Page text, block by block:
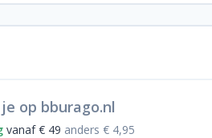
op bburago.nl
vanaf € 49 anders € 4,95